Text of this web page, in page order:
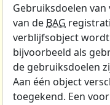
Gebruiksdoelen
van de BAG
verblijfsobject
bijvoorbeeld als
de gebruiksdoelen
Aan één object
toegekend. Een